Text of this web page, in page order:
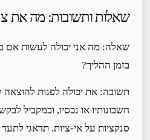
שאלות ותשובות: מה את
שאלה: מה אני יכולה לעשות אם
בזמן ההליך?
תשובה: את יכולה לפנות להוצאה
חשבונותיו או נכסיו, ובמקביל
סנקציות על אי-ציות. תדאגי